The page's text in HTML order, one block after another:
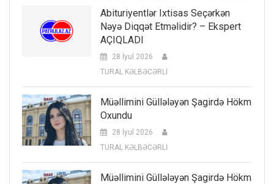
Abituriyentlər Ixtisas Seçərkən
Nəyə Diqqət Etməlidir? – Ekspert
AÇIQLADI
28 İyul 2026
TURAL KƏLBƏCƏRLİ
Müəllimini Güllələyən Şagirdə Hökm
Oxundu
28 İyul 2026
TURAL KƏLBƏCƏRLİ
Müəllimini Güllələyən Şagirdə Hökm